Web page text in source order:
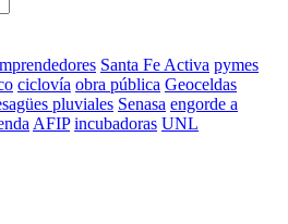
Santa Fe Activa pymes
ciclovía obra pública Geoceldas
pluviales Senasa engorde a
AFIP incubadoras UNL